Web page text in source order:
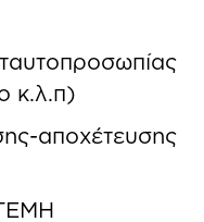
κ.λ.π)
αποχέτευσης
ΓΕΜΗ